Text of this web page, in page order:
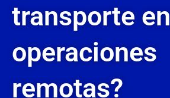
transporte en
operaciones
remotas?